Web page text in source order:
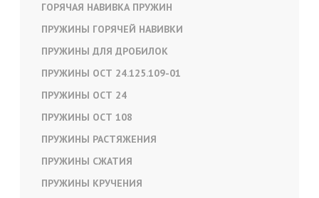
ГОРЯЧАЯ НАВИВКА ПРУЖИН
ПРУЖИНЫ ГОРЯЧЕЙ НАВИВКИ
ПРУЖИНЫ ДЛЯ ДРОБИЛОК
ПРУЖИНЫ ОСТ 24.125.109-01
ПРУЖИНЫ ОСТ 24
ПРУЖИНЫ ОСТ 108
ПРУЖИНЫ РАСТЯЖЕНИЯ
ПРУЖИНЫ СЖАТИЯ
ПРУЖИНЫ КРУЧЕНИЯ